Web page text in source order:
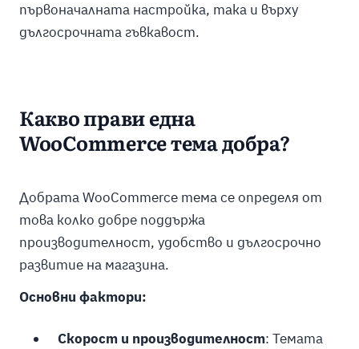
първоначалната настройка, така и върху
дългосрочната гъвкавост.
Какво прави една
WooCommerce тема добра?
Добрата WooCommerce тема се определя от
това колко добре поддържа
производителност, удобство и дългосрочно
развитие на магазина.
Основни фактори:
Скорост и производителност: Темата